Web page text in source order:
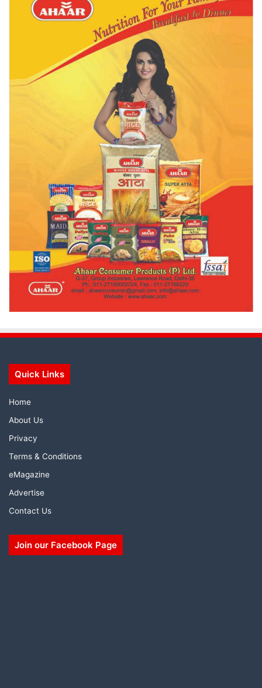
Quick Links
Home
About Us
Privacy
Terms & Conditions
eMagazine
Advertise
Contact Us
Join our Facebook Page